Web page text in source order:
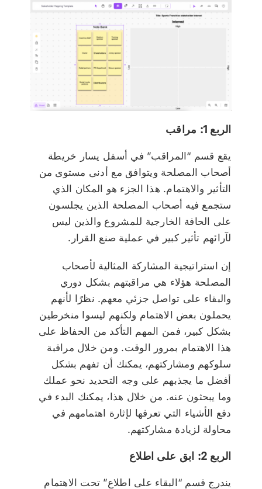
الربع 1: مراقب
يقع قسم “المراقب” في أسفل يسار خريطة
أصحاب المصلحة ويتوافق مع أدنى مستوى من
التأثير والاهتمام. هذا الجزء هو المكان الذي
ستجمع فيه أصحاب المصلحة الذين يجلسون
على الحافة الخارجية للمشروع والذين ليس
لآرائهم تأثير كبير في عملية صنع القرار.
إن استراتيجية المشاركة المثالية لأصحاب
المصلحة هؤلاء هي مراقبتهم بشكل دوري
والبقاء على تواصل جزئي معهم. نظرًا لأنهم
يحملون بعض الاهتمام ولكنهم ليسوا منخرطين
بشكل كبير، فمن المهم التأكد من الحفاظ على
هذا الاهتمام بمرور الوقت. ومن خلال مراقبة
سلوكهم ومشاركتهم، يمكنك أن تفهم بشكل
أفضل ما يجذبهم على وجه التحديد نحو عملك
وما يبحثون عنه. من خلال هذا، يمكنك البدء في
دفع الأشياء التي تعرفها لإثارة اهتمامهم في
محاولة لزيادة مشاركتهم.
الربع 2: ابق على اطلاع
يندرج قسم “البقاء على اطلاع” تحت الاهتمام